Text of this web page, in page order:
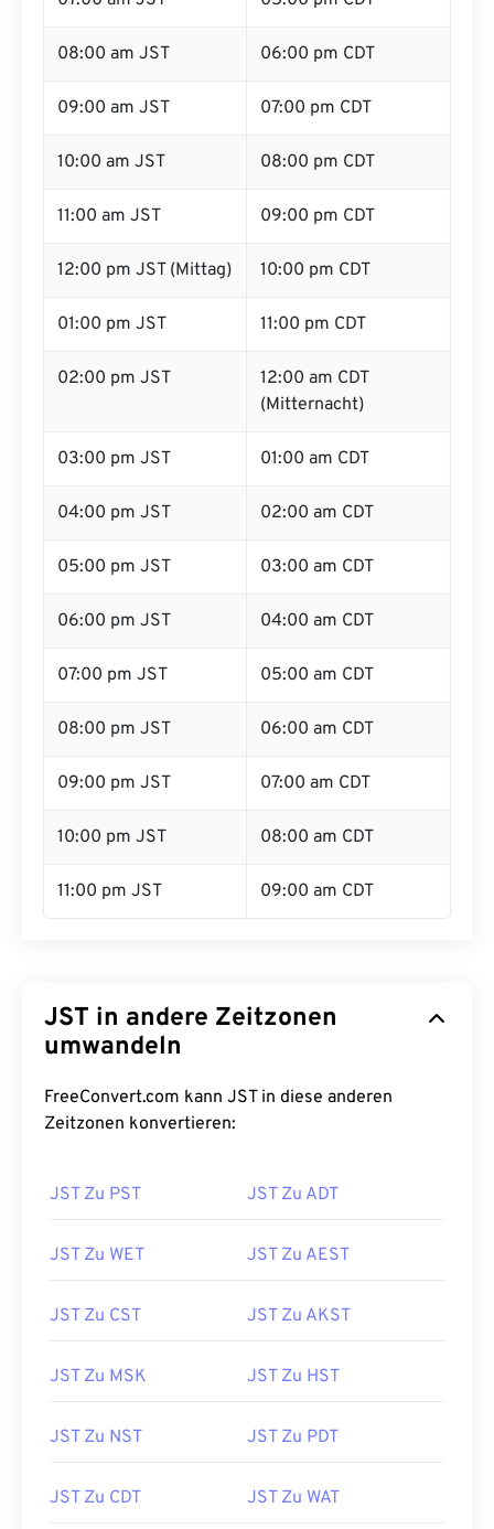
08:00 am JST 06:00 pm CDT
09:00 am JST 07:00 pm CDT
10:00 am JST 08:00 pm CDT
11:00 am JST 09:00 pm CDT
12:00 pm JST (Mittag) 10:00 pm CDT
01:00 pm JST 11:00 pm CDT
02:00 pm JST
12:00 am CDT
(Mitternacht)
03:00 pm JST 01:00 am CDT
04:00 pm JST 02:00 am CDT
05:00 pm JST 03:00 am CDT
06:00 pm JST 04:00 am CDT
07:00 pm JST 05:00 am CDT
08:00 pm JST 06:00 am CDT
09:00 pm JST 07:00 am CDT
10:00 pm JST 08:00 am CDT
11:00 pm JST 09:00 am CDT
JST in andere Zeitzonen
umwandeln
FreeConvert.com kann JST in diese anderen
Zeitzonen konvertieren:
JST Zu PST JST Zu ADT
JST Zu WET JST Zu AEST
JST Zu CST JST Zu AKST
JST Zu MSK JST Zu HST
JST Zu NST JST Zu PDT
JST Zu CDT JST Zu WAT